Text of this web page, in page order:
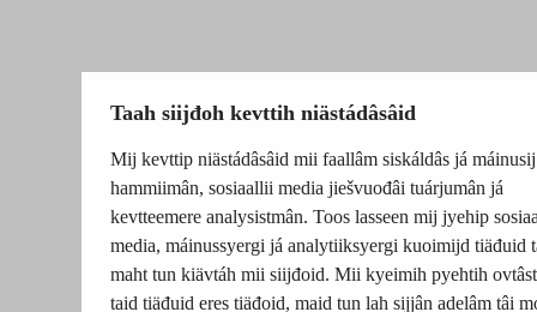
Taah siijđoh kevttih niästádâsâid
Mij kevttip niästádâsâid mii faallâm siskáldâs já máinusij
hammiimân, sosiaallii media jiešvuođâi tuárjumân já
kevtteemere analysistmân. Toos lasseen mij jyehip
media, máinussyergi já analytiiksyergi kuoimijd tiäđuid
maht tun kiävtáh mii siijđoid. Mii kyeimih pyehtih
taid tiäđuid eres tiäđoid, maid tun lah sijjân adelâm tâi